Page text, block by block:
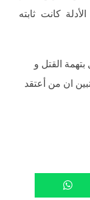
كانت ثابته
القتل و
بعد شهر تبين ان من أعتقد